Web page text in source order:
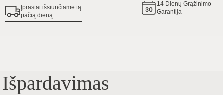
Įprastai išsiunčiame tą
pačią dieną
14 Dienų Grąžinimo
Garantija
Išpardavimas